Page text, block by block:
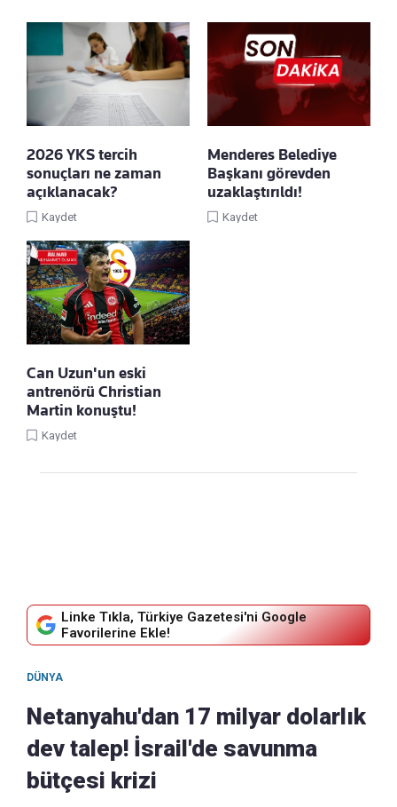
2026 YKS tercih
sonuçları ne zaman
açıklanacak?
Kaydet
Menderes Belediye
Başkanı görevden
uzaklaştırıldı!
Kaydet
Can Uzun'un eski
antrenörü Christian
Martin konuştu!
Kaydet
Linke Tıkla, Türkiye Gazetesi'ni Google
Favorilerine Ekle!
DÜNYA
Netanyahu'dan 17 milyar dolarlık
dev talep! İsrail'de savunma
bütçesi krizi